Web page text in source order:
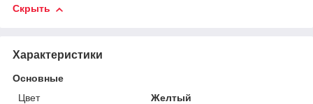
Скрыть
Характеристики
Основные
Цвет
Желтый